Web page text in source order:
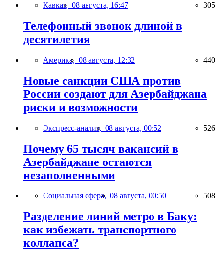
Кавказ, 08 августа, 16:47 305
Телефонный звонок длиной в
десятилетия
Америка, 08 августа, 12:32 440
Новые санкции США против
России создают для Азербайджана
риски и возможности
Экспресс-анализ, 08 августа, 00:52 526
Почему 65 тысяч вакансий в
Азербайджане остаются
незаполненными
Социальная сфера, 08 августа, 00:50 508
Разделение линий метро в Баку:
как избежать транспортного
коллапса?